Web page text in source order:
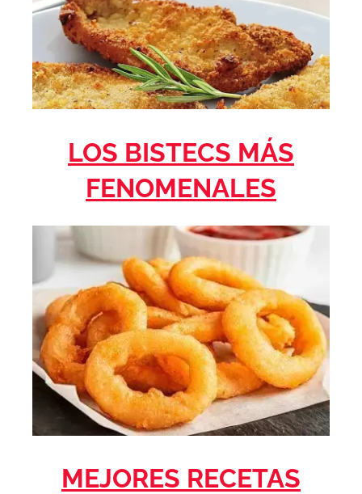
LOS BISTECS MÁS
FENOMENALES
MEJORES RECETAS